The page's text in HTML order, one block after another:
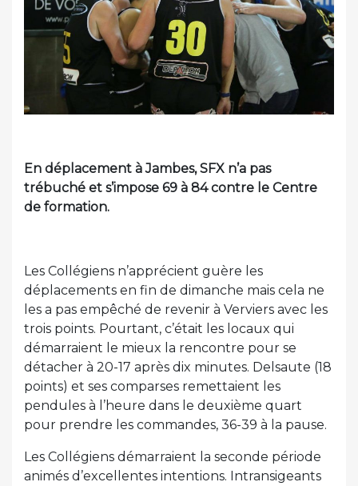
En déplacement à Jambes, SFX n’a pas
trébuché et s’impose 69 à 84 contre le Centre
de formation.
Les Collégiens n’apprécient guère les
déplacements en fin de dimanche mais cela ne
les a pas empêché de revenir à Verviers avec les
trois points. Pourtant, c’était les locaux qui
démarraient le mieux la rencontre pour se
détacher à 20-17 après dix minutes. Delsaute (18
points) et ses comparses remettaient les
pendules à l’heure dans le deuxième quart
pour prendre les commandes, 36-39 à la pause.
Les Collégiens démarraient la seconde période
animés d’excellentes intentions. Intransigeants